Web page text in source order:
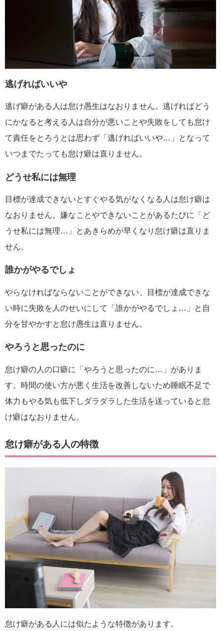
逃げればいいや
逃げ癖がある人は怠け愚生はなおりません。逃げればどう
にかなると考える人は自分が悪いことや失敗をしても怠け
て責任をとろうとは思わず「逃げればいいや…」となって
いつまでたっても怠け癖は直りません。
どうせ私には無理
目標が達成できないとすぐやる気がなくなる人は怠け癖は
なおりません。嫌なことやできないことがあるたびに「ど
うせ私には無理…」とあきらめが早くなり怠け癖は直りま
せん。
誰かがやるでしょ
やらなければならないことができない、目標が達成できな
い時に失敗を人のせいにして「誰かがやるでしょ…」と自
分を甘やかすと怠け愚生は直りません。
やろうと思ったのに
怠け癖の人の口癖に「やろうと思ったのに…」がありま
す。時間の使い方が悪く生活を改善しないため睡眠不足で
体力もやる気も低下しダラダラした生活を送っていると怠
け癖はなおりません。
怠け癖がある人の特徴
怠け癖がある人には似たような特徴があります。